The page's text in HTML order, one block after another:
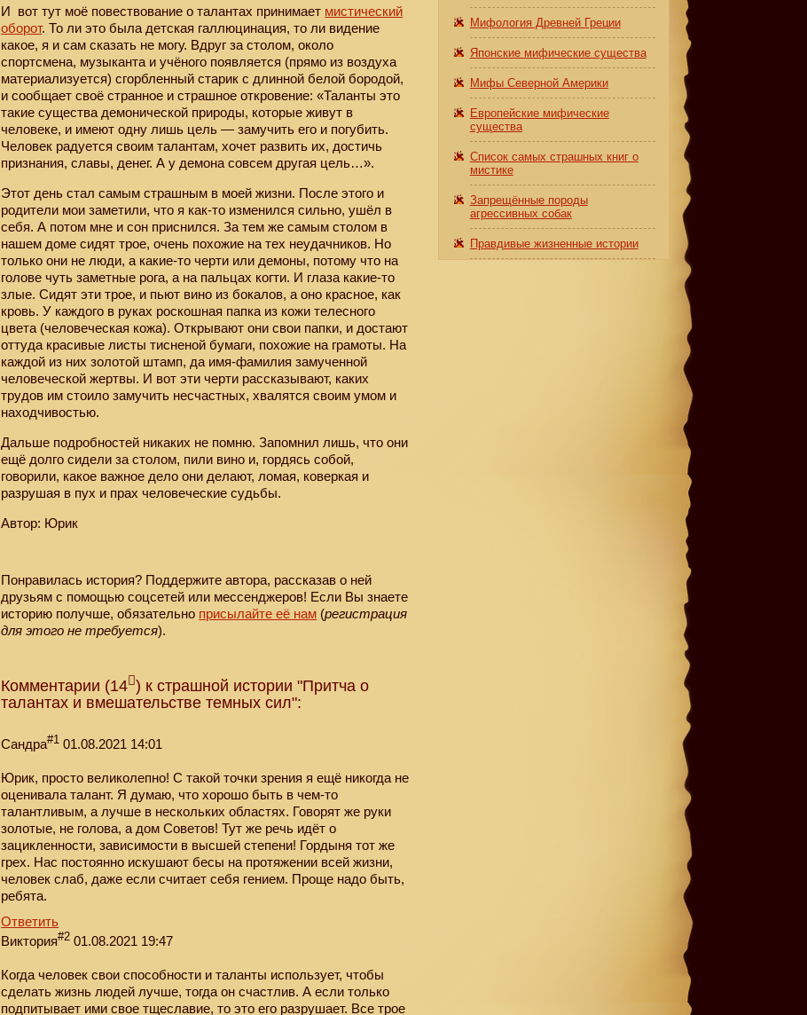
И вот тут моё повествование о талантах принимает мистический
оборот. То ли это была детская галлюцинация, то ли видение
какое, я и сам сказать не могу. Вдруг за столом, около
спортсмена, музыканта и учёного появляется (прямо из воздуха
материализуется) сгорбленный старик с длинной белой бородой,
и сообщает своё странное и страшное откровение: «Таланты это
такие существа демонической природы, которые живут в
человеке, и имеют одну лишь цель — замучить его и погубить.
Человек радуется своим талантам, хочет развить их, достичь
признания, славы, денег. А у демона совсем другая цель…».
Этот день стал самым страшным в моей жизни. После этого и
родители мои заметили, что я как-то изменился сильно, ушёл в
себя. А потом мне и сон приснился. За тем же самым столом в
нашем доме сидят трое, очень похожие на тех неудачников. Но
только они не люди, а какие-то черти или демоны, потому что на
голове чуть заметные рога, а на пальцах когти. И глаза какие-то
злые. Сидят эти трое, и пьют вино из бокалов, а оно красное, как
кровь. У каждого в руках роскошная папка из кожи телесного
цвета (человеческая кожа). Открывают они свои папки, и достают
оттуда красивые листы тисненой бумаги, похожие на грамоты. На
каждой из них золотой штамп, да имя-фамилия замученной
человеческой жертвы. И вот эти черти рассказывают, каких
трудов им стоило замучить несчастных, хвалятся своим умом и
находчивостью.
Дальше подробностей никаких не помню. Запомнил лишь, что они
ещё долго сидели за столом, пили вино и, гордясь собой,
говорили, какое важное дело они делают, ломая, коверкая и
разрушая в пух и прах человеческие судьбы.
Автор: Юрик
Понравилась история? Поддержите автора, рассказав о ней
друзьям с помощью соцсетей или мессенджеров! Если Вы знаете
историю получше, обязательно присылайте её нам (регистрация
для этого не требуется).
Комментарии (14 ) к страшной истории "Притча о
талантах и вмешательстве темных сил":
Сандра#1 01.08.2021 14:01
Юрик, просто великолепно! С такой точки зрения я ещё никогда не
оценивала талант. Я думаю, что хорошо быть в чем-то
талантливым, а лучше в нескольких областях. Говорят же руки
золотые, не голова, а дом Советов! Тут же речь идёт о
зацикленности, зависимости в высшей степени! Гордыня тот же
грех. Нас постоянно искушают бесы на протяжении всей жизни,
человек слаб, даже если считает себя гением. Проще надо быть,
ребята.
Ответить
Виктория#2 01.08.2021 19:47
Когда человек свои способности и таланты использует, чтобы
сделать жизнь людей лучше, тогда он счастлив. А если только
подпитывает ими свое тщеславие, то это его разрушает. Все трое
Мифология Древней Греции
Японские мифические существа
Мифы Северной Америки
Европейские мифические
существа
Список самых страшных книг о
мистике
Запрещённые породы
агрессивных собак
Правдивые жизненные истории